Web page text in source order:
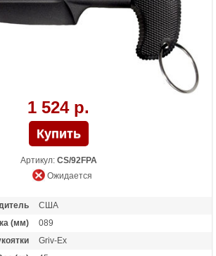
1 524 р.
Артикул: CS/92FPA
Ожидается
США
(мм)
089
Griv-Ex